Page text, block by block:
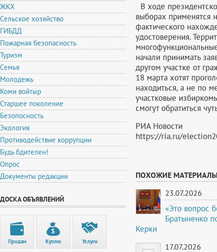
ЖКХ
Сельское хозяйство
ГИБДД
Пожарная безопасность
Туризм
Семья
Молодежь
Коми войтыр
Старшее поколение
Безопосность
Экология
Противодействие коррупции
Будь бдителен!
Опрос
Документы редакции
ДОСКА ОБЪЯВЛЕНИЙ
Продам Куплю Услуги
В ходе
выборах применятся
фактического
удостоверения.
начали принимать
другом участке от
18 марта хотят
находиться, а не по
участковые
смогут обратиться
РИА Новости
https://ria.ru/
ПОХОЖИЕ
23.07.2026
«Это вопрос
Братыненко
Керки
17.07.2026